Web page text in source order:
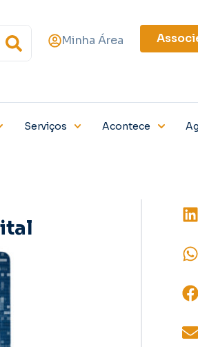
Minha Área
Serviços Acontece